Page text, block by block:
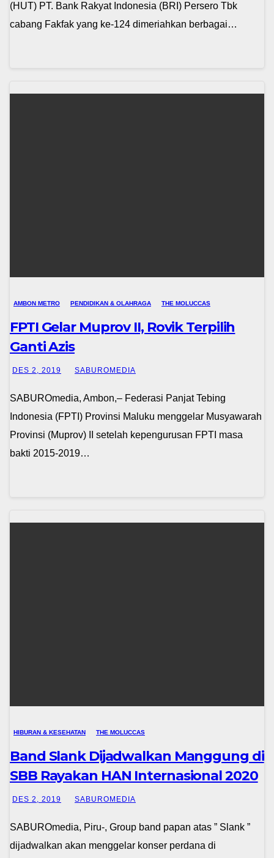
(HUT) PT. Bank Rakyat Indonesia (BRI) Persero Tbk
cabang Fakfak yang ke-124 dimeriahkan berbagai…
AMBON METRO PENDIDIKAN & OLAHRAGA THE MOLUCCAS
FPTI Gelar Muprov II, Rovik Terpilih
Ganti Azis
DES 2, 2019 SABUROMEDIA
SABUROmedia, Ambon,– Federasi Panjat Tebing
Indonesia (FPTI) Provinsi Maluku menggelar Musyawarah
Provinsi (Muprov) II setelah kepengurusan FPTI masa
bakti 2015-2019…
HIBURAN & KESEHATAN THE MOLUCCAS
Band Slank Dijadwalkan Manggung di
SBB Rayakan HAN Internasional 2020
DES 2, 2019 SABUROMEDIA
SABUROmedia, Piru-, Group band papan atas ” Slank ”
dijadwalkan akan menggelar konser perdana di